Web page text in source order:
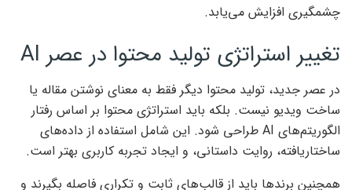
چشمگیری افزایش می‌یابد.
تغییر استراتژی تولید محتوا در عصر AI
در عصر جدید، تولید محتوا دیگر فقط به معنای نوشتن مقاله یا
ساخت ویدیو نیست. بلکه باید استراتژی محتوا بر اساس رفتار
الگوریتم‌های AI طراحی شود. این شامل استفاده از داده‌های
ساختاریافته، روایت داستانی، و ایجاد تجربه کاربری بهتر است.
همچنین برندها باید از قالب‌های ثابت و تکراری فاصله بگیرند و